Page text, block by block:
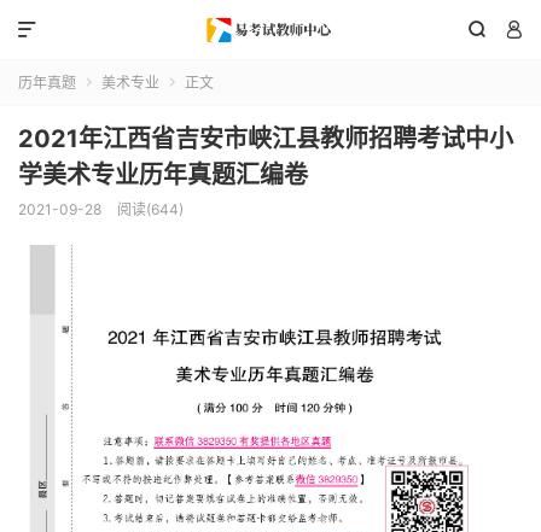
 

历年真题  美术专业  正文
2021年江西省吉安市峡江县教师招聘考试中小
学美术专业历年真题汇编卷
2021-09-28 阅读(644)